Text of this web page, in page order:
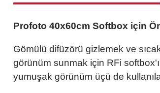
Profoto 40x60cm Softbox için
Gömülü difüzörü gizlemek ve
görünüm sunmak için RFi
yumuşak görünüm üçü de